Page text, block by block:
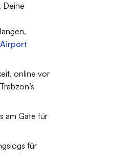
Deine
online vor
am Gate für
für